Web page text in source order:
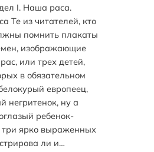
I. Наша раса.
Те из читателей, кто
помнить плакаты
изображающие
или трех детей,
в обязательном
европеец,
негритенок, ну а
ребенок-
три ярко выраженных
ли и…